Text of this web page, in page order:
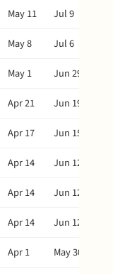
May 11
Jul 9
May 8
Jul 6
May 1
Jun 29
Apr 21
Jun 19
Apr 17
Jun 15
Apr 14
Jun 12
Apr 14
Jun 12
Apr 14
Jun 12
Apr 1
May 30